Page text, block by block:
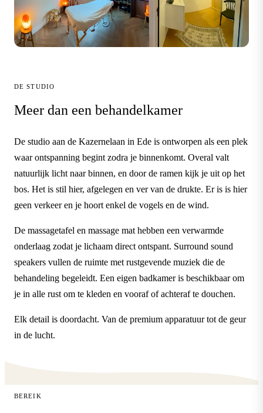
DE STUDIO
Meer dan een behandelkamer
De studio aan de Kazernelaan in Ede is ontworpen als een plek
waar ontspanning begint zodra je binnenkomt. Overal valt
natuurlijk licht naar binnen, en door de ramen kijk je uit op het
bos. Het is stil hier, afgelegen en ver van de drukte. Er is is hier
geen verkeer en je hoort enkel de vogels en de wind.
De massagetafel en massage mat hebben een verwarmde
onderlaag zodat je lichaam direct ontspant. Surround sound
speakers vullen de ruimte met rustgevende muziek die de
behandeling begeleidt. Een eigen badkamer is beschikbaar om
je in alle rust om te kleden en vooraf of achteraf te douchen.
Elk detail is doordacht. Van de premium apparatuur tot de geur
in de lucht.
BEREIK